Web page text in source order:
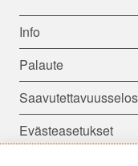
Info
Palaute
Evästeasetukset